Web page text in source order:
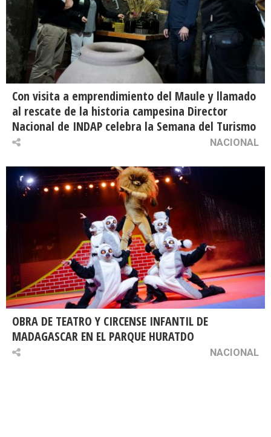
Con visita a emprendimiento del Maule y llamado
al rescate de la historia campesina Director
Nacional de INDAP celebra la Semana del Turismo
NACIONAL
OBRA DE TEATRO Y CIRCENSE INFANTIL DE
MADAGASCAR EN EL PARQUE HURATDO
NACIONAL